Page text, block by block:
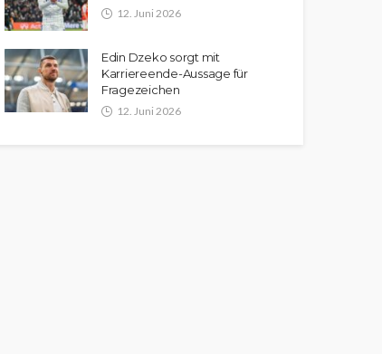
12. Juni 2026
Edin Dzeko sorgt mit
Karriereende-Aussage für
Fragezeichen
12. Juni 2026